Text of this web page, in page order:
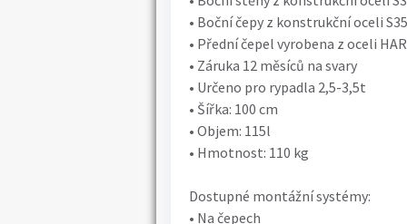
• Boční čepy z konstrukční oceli
• Přední čepel vyrobena z oceli
• Záruka 12 měsíců na svary
• Určeno pro rypadla 2,5-3,5t
• Šířka: 100 cm
• Objem: 115l
• Hmotnost: 110 kg
Dostupné montážní systémy:
• Na čepech